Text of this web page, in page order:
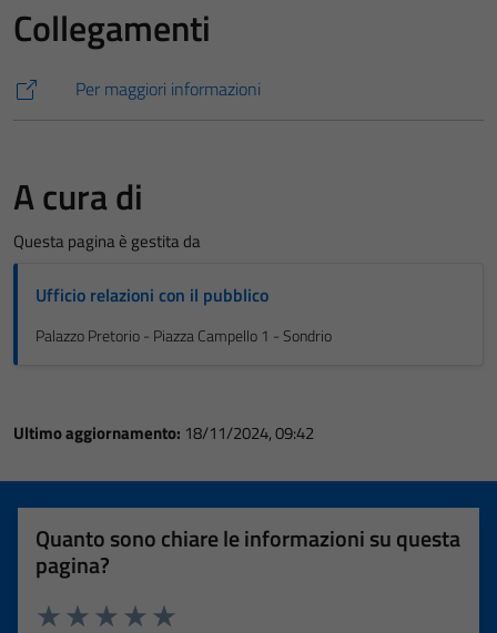
Collegamenti
Per maggiori informazioni
A cura di
Questa pagina è gestita da
Ufficio relazioni con il pubblico
Palazzo Pretorio - Piazza Campello 1 - Sondrio
Ultimo aggiornamento: 18/11/2024, 09:42
Quanto sono chiare le informazioni su questa
pagina?